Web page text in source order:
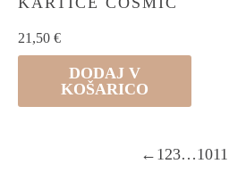
21,50 €
DODAJ V
KOŠARICO
← 1 23…1011